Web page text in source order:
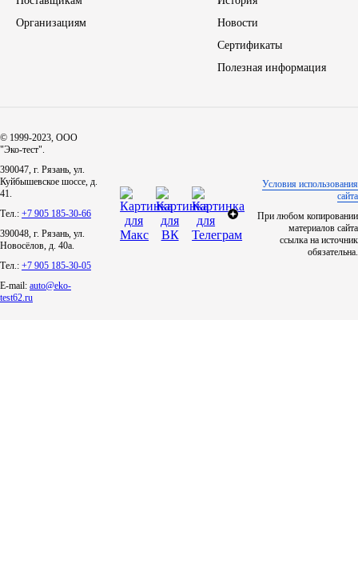
Организациям
Новости
Сертификаты
Полезная информация
© 1999-2023, ООО
"Эко-тест".
390047, г. Рязань, ул.
Куйбышевское шоссе, д.
41.
Тел.: +7 905 185-30-66
390048, г. Рязань, ул.
Новосёлов, д. 40а.
Тел.: +7 905 185-30-05
E-mail: auto@eko-
test62.ru
Условия использования
сайта
При любом копировании
материалов сайта
ссылка на источник
обязательна.